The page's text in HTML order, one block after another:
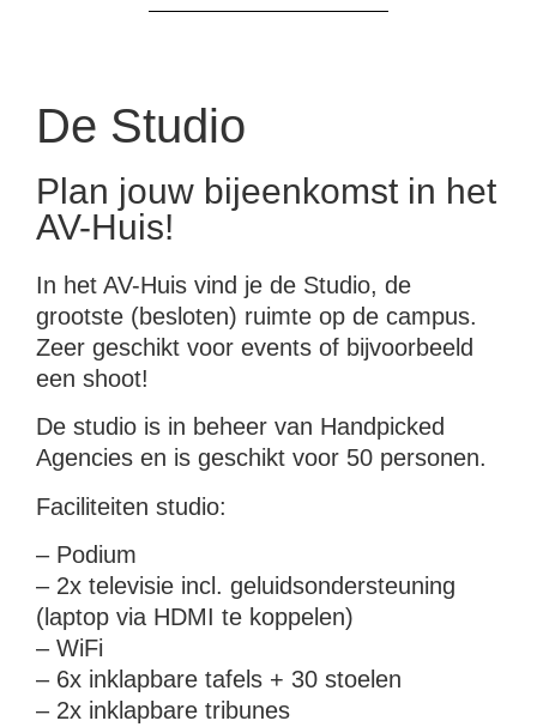
een professionele
De Studio
Plan jouw bijeenkomst in het
AV-Huis!
In het AV-Huis vind je de Studio, de
grootste (besloten) ruimte op de campus.
Zeer geschikt voor events of bijvoorbeeld
een shoot!
De studio is in beheer van Handpicked
Agencies en is geschikt voor 50 personen.
Faciliteiten studio:
– Podium
– 2x televisie incl. geluidsondersteuning
(laptop via HDMI te koppelen)
– WiFi
– 6x inklapbare tafels + 30 stoelen
– 2x inklapbare tribunes